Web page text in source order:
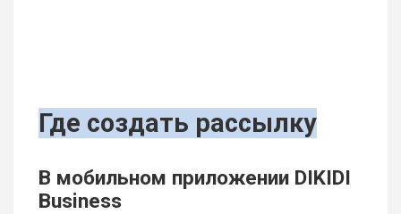
Где создать рассылку
В мобильном приложении DIKIDI
Business